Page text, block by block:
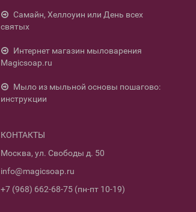
Самайн, Хеллоуин или День всех
святых
Интернет магазин мыловарения
Magicsoap.ru
Мыло из мыльной основы пошагово:
инструкции
КОНТАКТЫ
Москва, ул. Свободы д. 50
info@magicsoap.ru
+7 (968) 662-68-75 (пн-пт 10-19)